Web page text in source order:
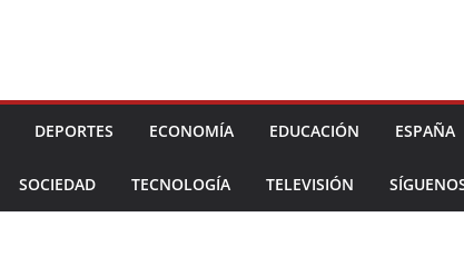
DEPORTES ECONOMÍA EDUCACIÓN ESPAÑA
SOCIEDAD TECNOLOGÍA TELEVISIÓN